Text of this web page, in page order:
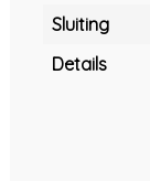
Sluiting
Details